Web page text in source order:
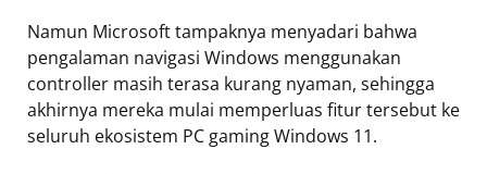
Namun Microsoft tampaknya menyadari bahwa
pengalaman navigasi Windows menggunakan
controller masih terasa kurang nyaman, sehingga
akhirnya mereka mulai memperluas fitur tersebut ke
seluruh ekosistem PC gaming Windows 11.